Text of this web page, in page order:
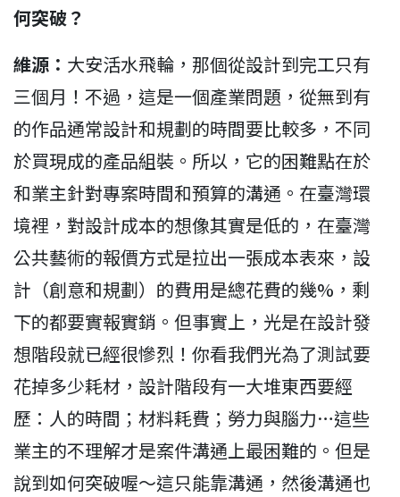
何突破？
維源： 大安活水飛輪，那個從設計到完工只有
三個月！不過，這是一個產業問題，從無到有
的作品通常設計和規劃的時間要比較多，不同
於買現成的產品組裝。所以，它的困難點在於
和業主針對專案時間和預算的溝通。在臺灣環
境裡，對設計成本的想像其實是低的，在臺灣
公共藝術的報價方式是拉出一張成本表來，設
計（創意和規劃）的費用是總花費的幾%，剩
下的都要實報實銷。但事實上，光是在設計發
想階段就已經很慘烈！你看我們光為了測試要
花掉多少耗材，設計階段有一大堆東西要經
歷：人的時間；材料耗費；勞力與腦力…這些
業主的不理解才是案件溝通上最困難的。但是
說到如何突破喔～這只能靠溝通，然後溝通也